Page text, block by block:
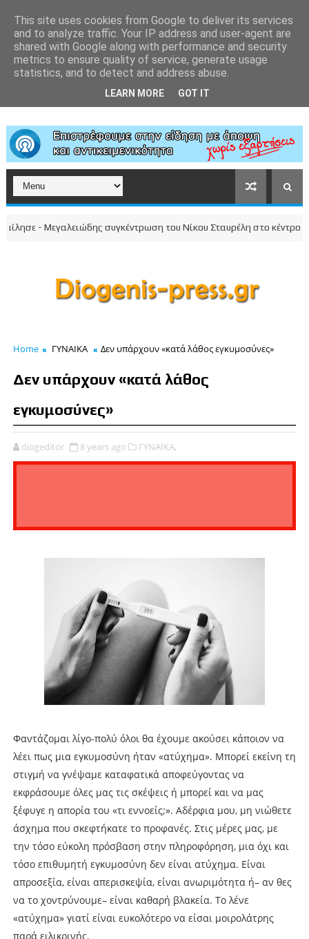
- Μεγαλειώδης συγκέντρωση του Νίκου Σταυρέλη στο κέντρο της
Home ΓΥΝΑΙΚΑ Δεν υπάρχουν «κατά λάθος εγκυμοσύνες»
Δεν υπάρχουν «κατά λάθος
εγκυμοσύνες»
diogeditor 8 years ago ΓΥΝΑΙΚΑ,
Φαντάζομαι λίγο-πολύ όλοι θα έχουμε ακούσει κάποιον να
λέει πως μια εγκυμοσύνη ήταν «ατύχημα». Μπορεί εκείνη τη
στιγμή να γνέψαμε καταφατικά αποφεύγοντας να
εκφράσουμε όλες μας τις σκέψεις ή μπορεί και να μας
ξέφυγε η απορία του «τι εννοείς;». Αδέρφια μου, μη νιώθετε
άσχημα που σκεφτήκατε το προφανές. Στις μέρες μας, με
την τόσο εύκολη πρόσβαση στην πληροφόρηση, μια όχι και
τόσο επιθυμητή εγκυμοσύνη δεν είναι ατύχημα. Είναι
απροσεξία, είναι απερισκεψία, είναι ανωριμότητα ή– αν θες
να το χοντρύνουμε– είναι καθαρή βλακεία. Το λένε
«ατύχημα» γιατί είναι ευκολότερο να είσαι μοιρολάτρης
παρά ειλικρινής.
This site uses cookies from Google to deliver its services
and to analyze traffic. Your IP address and user-agent are
shared with Google along with performance and security
metrics to ensure quality of service, generate usage
statistics, and to detect and address abuse.
LEARN MORE GOT IT